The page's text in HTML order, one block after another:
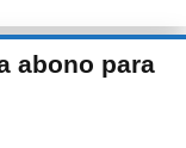
abono para